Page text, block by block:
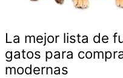
La mejor lista de
gatos para
modernas